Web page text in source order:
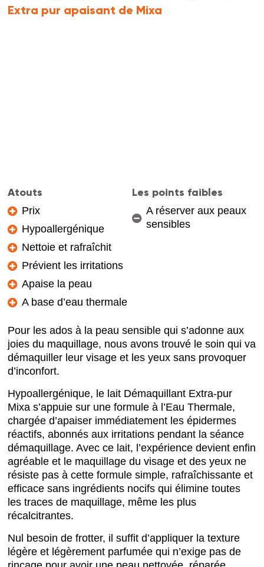
Extra pur apaisant de Mixa
Atouts
Prix
Hypoallergénique
Nettoie et rafraîchit
Prévient les irritations
Apaise la peau
A base d’eau thermale
Les points faibles
A réserver aux peaux
sensibles
Pour les ados à la peau sensible qui s’adonne aux
joies du maquillage, nous avons trouvé le soin qui va
démaquiller leur visage et les yeux sans provoquer
d’inconfort.
Hypoallergénique, le lait Démaquillant Extra-pur
Mixa s’appuie sur une formule à l’Eau Thermale,
chargée d’apaiser immédiatement les épidermes
réactifs, abonnés aux irritations pendant la séance
démaquillage. Avec ce lait, l’expérience devient enfin
agréable et le maquillage du visage et des yeux ne
résiste pas à cette formule simple, rafraîchissante et
efficace sans ingrédients nocifs qui élimine toutes
les traces de maquillage, même les plus
récalcitrantes.
Nul besoin de frotter, il suffit d’appliquer la texture
légère et légèrement parfumée qui n’exige pas de